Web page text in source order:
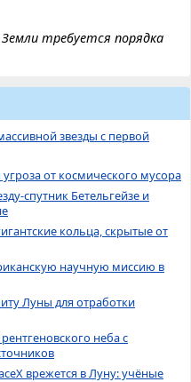
требуется порядка
звезды с первой
от космического мусора
спутник Бетельгейзе и
кольца, скрытые от
научную миссию в
Луны для отработки
неба с
врежется в Луну: учёные